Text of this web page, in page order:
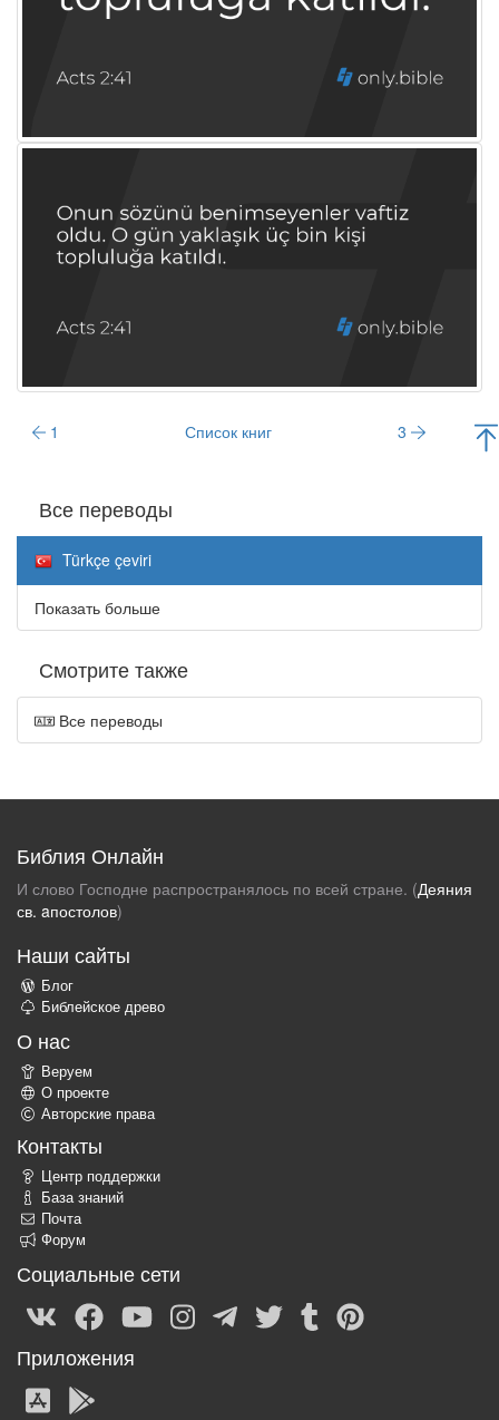
1 Список книг 3
Все переводы
Türkçe çeviri
Показать больше
Смотрите также
Все переводы
Библия Онлайн
И слово Господне распространялось по всей стране. (Деяния
св. aпостолов)
Наши сайты
Блог
Библейское древо
О нас
Веруем
О проекте
Авторские права
Контакты
Центр поддержки
База знаний
Почта
Форум
Социальные сети
Приложения